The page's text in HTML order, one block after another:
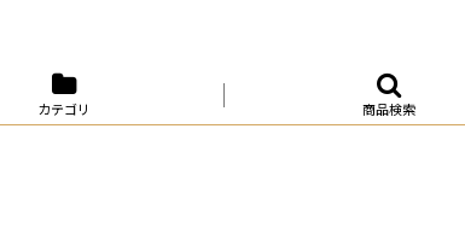
カテゴリ 商品検索